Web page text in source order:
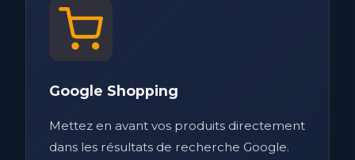
Google Shopping
Mettez en avant vos produits directement
dans les résultats de recherche Google.